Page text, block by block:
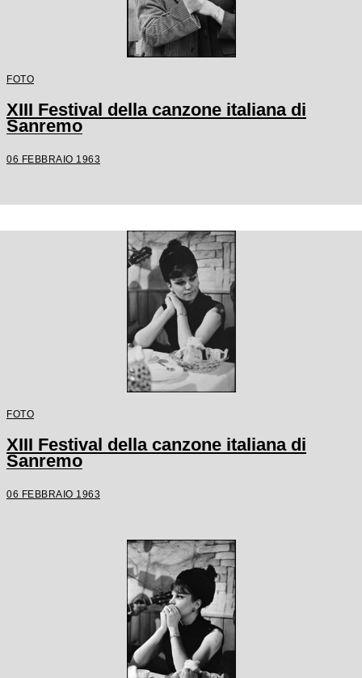
FOTO
XIII Festival della canzone italiana di
Sanremo
06 FEBBRAIO 1963
FOTO
XIII Festival della canzone italiana di
Sanremo
06 FEBBRAIO 1963